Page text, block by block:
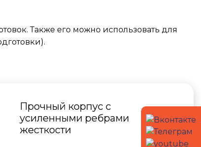
Также его можно использовать для
Прочный корпус с
усиленными ребрами
жесткости